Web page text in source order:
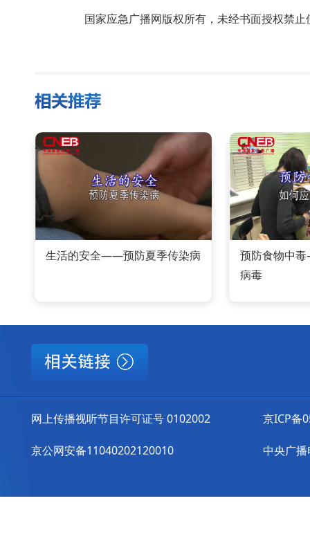
国家应急广播网版权所有，未经书面授权禁
生活的安全——预防夏季传染病
预防食物中
病毒
网上传播视听节目许可证号 0102002
京公网安备11040202120010
京ICP备
中央广